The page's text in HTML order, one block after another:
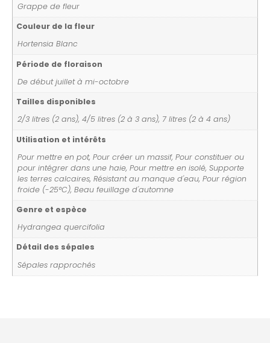
Grappe de fleur
Couleur de la fleur
Hortensia Blanc
Période de floraison
De début juillet à mi-octobre
Tailles disponibles
2/3 litres (2 ans), 4/5 litres (2 à 3 ans), 7 litres (2 à 4 ans)
Utilisation et intérêts
Pour mettre en pot, Pour créer un massif, Pour constituer ou
pour intégrer dans une haie, Pour mettre en isolé, Supporte
les terres calcaires, Résistant au manque d'eau, Pour région
froide (-25°C), Beau feuillage d'automne
Genre et espèce
Hydrangea quercifolia
Détail des sépales
Sépales rapprochés